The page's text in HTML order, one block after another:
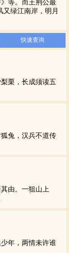
等。而王荆公最
又绿江南岸，明月
栗，长成须读五
兔，汉兵不道传
由。一狙山上
年，两情未许谁